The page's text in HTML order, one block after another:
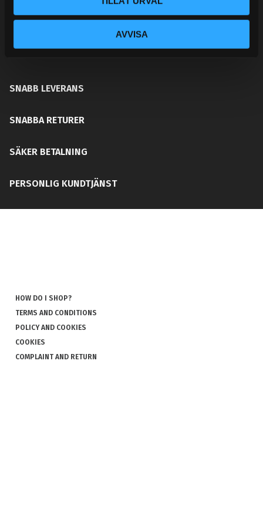
AVVISA
ditt chassi, bromssystem, motordelar &
säkerhetsutrustning. Med en personlig kundtjänst och
mångårig erfarenhet får du rätt del för ditt behov utan
att din plånboken blir tom!
SNABB LEVERANS
SNABBA RETURER
SÄKER BETALNING
PERSONLIG KUNDTJÄNST
HOW DO I SHOP?
TERMS AND CONDITIONS
POLICY AND COOKIES
COOKIES
COMPLAINT AND RETURN